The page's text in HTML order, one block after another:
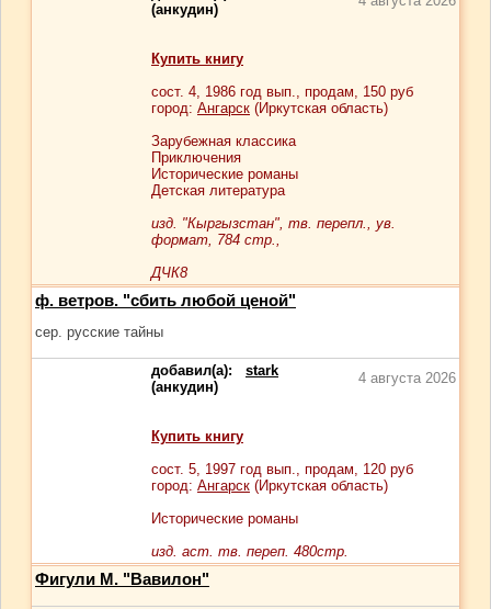
(анкудин)
Купить книгу
сост. 4, 1986 год вып., продам, 150 руб
город: Ангарск (Иркутская область)
Зарубежная классика
Приключения
Исторические романы
Детская литература
изд. "Кыргызстан", тв. перепл., ув.
формат, 784 стр.,
ДЧК8
ф. ветров. "сбить любой ценой"
сер. русские тайны
добавил(а): stark
(анкудин)
4 августа 2026
Купить книгу
сост. 5, 1997 год вып., продам, 120 руб
город: Ангарск (Иркутская область)
Исторические романы
изд. аст. тв. переп. 480стр.
Фигули М. "Вавилон"